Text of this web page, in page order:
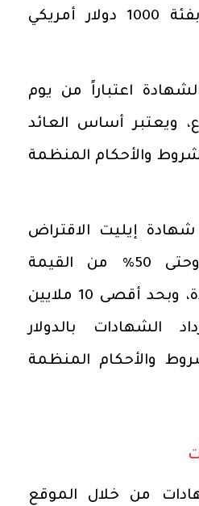
الشهادتين، وذلك بفئة 1000 دولار أمريكي
اعتباراً من يوم
ويعتبر أساس العائد
والأحكام المنظمة
إيليت الاقتراض
بالجنيه المصري وحتى 50% من القيمة
الاستردادية للشهادة، وبحد أقصى 10 ملايين
الشهادات بالدولار
والأحكام المنظمة
من خلال الموقع